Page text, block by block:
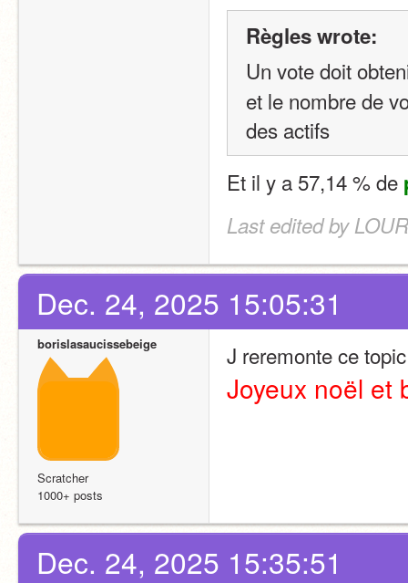
Règles wrote:
Un vote doit
et le nombre de
des actifs
Et il y a 57,14 % de
Last edited by
Dec. 24, 2025 15:05:31
borislasaucissebeige
Scratcher
1000+ posts
J reremonte ce
Joyeux noël et
Dec. 24, 2025 15:35:51